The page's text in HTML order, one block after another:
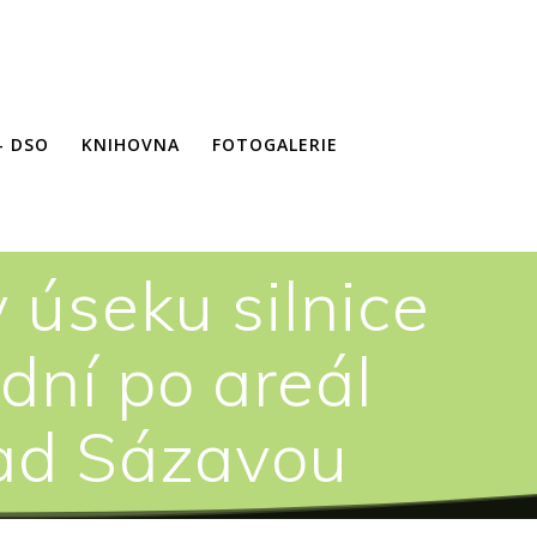
DSO KNIHOVNA FOTOGALERIE
silnice
po areál
Sázavou